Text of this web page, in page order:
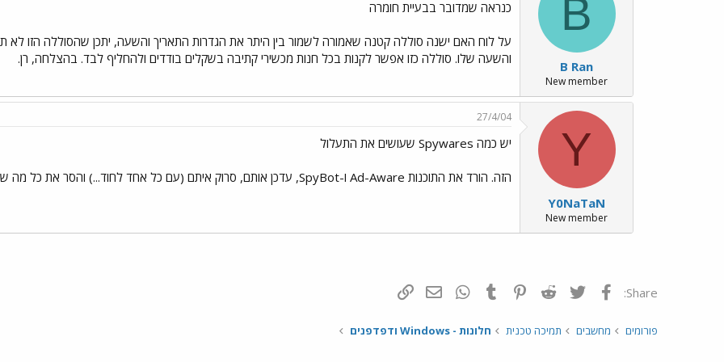
B
B Ran
New member
כנראה שמדובר בבעיית חומרה
על לוח האם ישנה סוללה קטנה שאמורה לשמור בין היתר את הגדרות התאריך והשעה, יתכן שהסוללה הזו לא
והשעה שלו. סוללה כזו אפשר לקנות בכל חנות מכשירי קתיבה בשקלים בודדים ולהחליף לבד. בהצלחה, רן.
Y
Y0NaTaN
New member
27/4/04
יש כמה Spywares שעושים את התעלול
הזה. הורד את התוכנות Ad-Aware ו-SpyBot, עדכן אותם, סרוק איתם (עם כל אחד לחוד...) והסר את כל מה שיימצאו. הפעל מחדש את המחשב ובדוק את התוצאה.
Share: פייסבוק Twitter
Reddit
Pinterest
Tumblr
WhatsAppדואר אלקטרוני
פורומים מחשבים תמיכה טכנית חלונות - Windows ודפדפנים